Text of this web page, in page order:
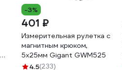
-3%
401 ₽
Измерительная рулетка с
магнитным крюком,
5x25мм Gigant GWM525
4.5(233)